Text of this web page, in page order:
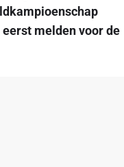
melden voor de